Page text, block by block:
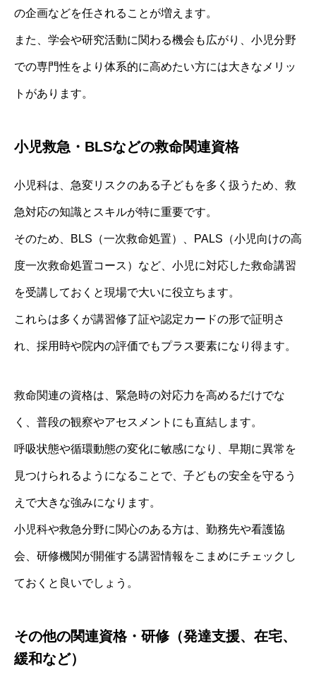
の企画などを任されることが増えます。
また、学会や研究活動に関わる機会も広がり、小児分野
での専門性をより体系的に高めたい方には大きなメリッ
トがあります。
小児救急・BLSなどの救命関連資格
小児科は、急変リスクのある子どもを多く扱うため、救
急対応の知識とスキルが特に重要です。
そのため、BLS（一次救命処置）、PALS（小児向けの高
度一次救命処置コース）など、小児に対応した救命講習
を受講しておくと現場で大いに役立ちます。
これらは多くが講習修了証や認定カードの形で証明さ
れ、採用時や院内の評価でもプラス要素になり得ます。
救命関連の資格は、緊急時の対応力を高めるだけでな
く、普段の観察やアセスメントにも直結します。
呼吸状態や循環動態の変化に敏感になり、早期に異常を
見つけられるようになることで、子どもの安全を守るう
えで大きな強みになります。
小児科や救急分野に関心のある方は、勤務先や看護協
会、研修機関が開催する講習情報をこまめにチェックし
ておくと良いでしょう。
その他の関連資格・研修（発達支援、在宅、
緩和など）